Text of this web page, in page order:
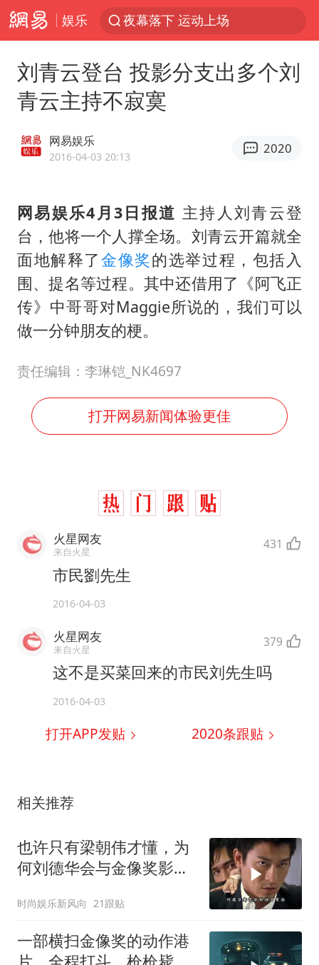
娱乐
汪峰阻止14岁女儿买大牌
朱雨玲晋级WTT横滨冠军赛女单八强
27岁女子组织卖淫集团被悬赏通缉
女孩摆摊卖菌子时收到北大通知书
改名后的“青海拉面”店
广岛核爆81周年央视播《奥本海默》
公司“上四休三”但要降薪1000元
OpenAI为免费用户升级GPT-5.6 Luna
“中国蔬菜之乡”最高温达41.8℃
刘青云登台 投影分支出多个刘
青云主持不寂寞
网易娱乐
2016-04-03 20:13
2020
网易娱乐4月3日报道 主持人刘青云登
台，他将一个人撑全场。刘青云开篇就全
面地解释了金像奖的选举过程，包括入
围、提名等过程。其中还借用了《阿飞正
传》中哥哥对Maggie所说的，我们可以
做一分钟朋友的梗。
责任编辑：李琳铠_NK4697
打开网易新闻体验更佳
火星网友
来自火星 431
市民劉先生
2016-04-03
火星网友
来自火星 379
这不是买菜回来的市民刘先生吗
2016-04-03
打开APP发贴 2020条跟贴
相关推荐
也许只有梁朝伟才懂，为
何刘德华会与金像奖影帝
时尚娱乐新风向 21跟贴
一部横扫金像奖的动作港
片，全程打斗，枪枪毙